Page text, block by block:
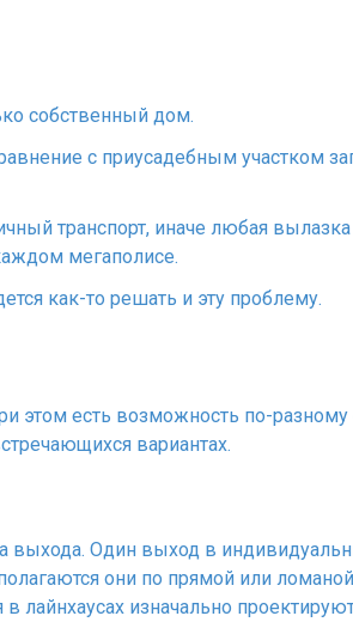
собственный дом.
с приусадебным участком
транспорт, иначе любая вылазка
мегаполисе.
как-то решать и эту проблему.
этом есть возможность по-разному
вариантах.
выхода. Один выход в
они по прямой или
изначально